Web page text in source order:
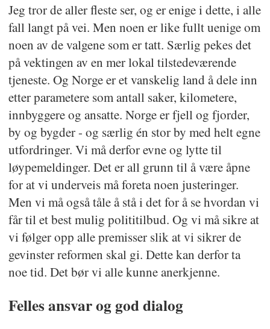
Jeg tror de aller fleste ser, og er enige i dette, i alle
fall langt på vei. Men noen er like fullt uenige om
noen av de valgene som er tatt. Særlig pekes det
på vektingen av en mer lokal tilstedeværende
tjeneste. Og Norge er et vanskelig land å dele inn
etter parametere som antall saker, kilometere,
innbyggere og ansatte. Norge er fjell og fjorder,
by og bygder - og særlig én stor by med helt egne
utfordringer. Vi må derfor evne og lytte til
løypemeldinger. Det er all grunn til å være åpne
for at vi underveis må foreta noen justeringer.
Men vi må også tåle å stå i det for å se hvordan vi
får til et best mulig polititilbud. Og vi må sikre at
vi følger opp alle premisser slik at vi sikrer de
gevinster reformen skal gi. Dette kan derfor ta
noe tid. Det bør vi alle kunne anerkjenne.
Felles ansvar og god dialog